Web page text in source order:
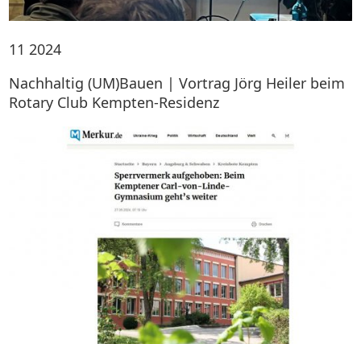
11 2024
Nachhaltig (UM)Bauen | Vortrag Jörg Heiler beim
Rotary Club Kempten-Residenz